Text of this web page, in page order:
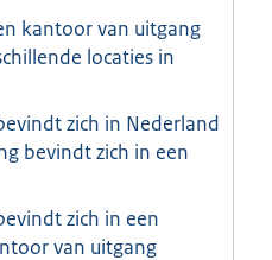
kantoor van uitgang
locaties in
zich in Nederland
bevindt zich in een
zich in een
van uitgang